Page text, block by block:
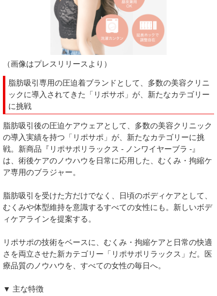
（画像はプレスリリースより）
脂肪吸引専用の圧迫着ブランドとして、多数の美容クリニ
ックに導入されてきた「リポサポ」が、新たなカテゴリー
に挑戦
脂肪吸引後の圧迫ケアウェアとして、多数の美容クリニック
の導入実績を持つ「リポサポ」が、新たなカテゴリーに挑
戦。新商品『リポサポリラックス - ノンワイヤーブラ -』
は、術後ケアのノウハウを日常に応用した、むくみ・拘縮ケ
ア専用のブラジャー。
脂肪吸引を受けた方だけでなく、日頃のボディケアとして、
むくみや体型維持を意識するすべての女性にも。新しいボデ
ィケアラインを提案する。
リポサポの技術をベースに、むくみ・拘縮ケアと日常の快適
さを両立させた新カテゴリー「リポサポリラックス」だ。医
療品質のノウハウを、すべての女性の毎日へ。
▼ 主な特徴